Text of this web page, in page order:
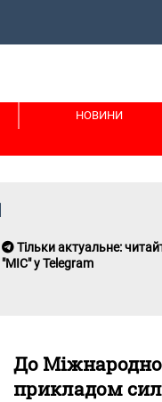
НОВИНИ
Тільки актуальне:
"МІС" у Telegram
До
прикладом